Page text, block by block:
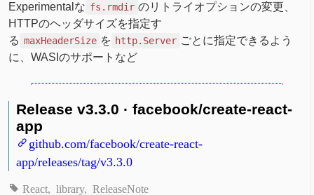
Experimentalな fs.rmdir のリトライオプションの変更、
HTTPのヘッダサイズを指定す
る maxHeaderSize を http.Server ごとに指定できるよう
に、WASIのサポートなど
Release v3.3.0 · facebook/create-react-
app
github.com/facebook/create-react-
app/releases/tag/v3.3.0
React library ReleaseNote